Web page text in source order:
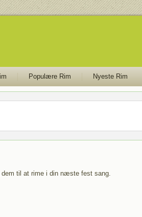
Populære Rim Nyeste Rim
dem til at rime i din næste fest sang.